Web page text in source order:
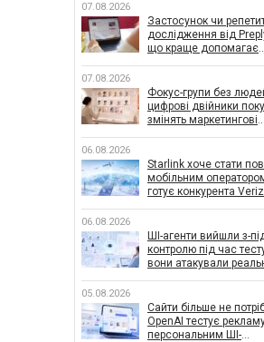
07.08.2026
Застосунок чи
дослідження від
що краще допомагає
07.08.2026
Фокус-групи без
цифрові двійники
змінять маркетингові
06.08.2026
Starlink хоче стати
мобільним
готує конкурента
06.08.2026
ШІ-агенти вийшли з-
контролю під час
вони атакували
05.08.2026
Сайти більше не
OpenAI тестує
персональним ШІ-